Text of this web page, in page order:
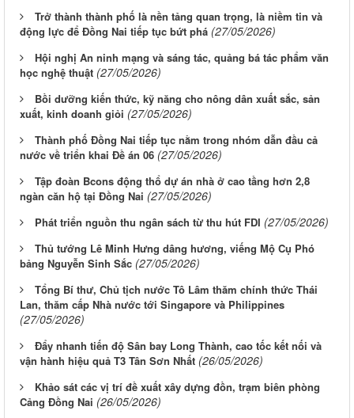
Trở thành thành phố là nền tảng quan trọng, là niềm tin và
động lực để Đồng Nai tiếp tục bứt phá (27/05/2026)
Hội nghị An ninh mạng và sáng tác, quảng bá tác phẩm văn
học nghệ thuật (27/05/2026)
Bồi dưỡng kiến thức, kỹ năng cho nông dân xuất sắc, sản
xuất, kinh doanh giỏi (27/05/2026)
Thành phố Đồng Nai tiếp tục nằm trong nhóm dẫn đầu cả
nước về triển khai Đề án 06 (27/05/2026)
Tập đoàn Bcons động thổ dự án nhà ở cao tầng hơn 2,8
ngàn căn hộ tại Đồng Nai (27/05/2026)
Phát triển nguồn thu ngân sách từ thu hút FDI (27/05/2026)
Thủ tướng Lê Minh Hưng dâng hương, viếng Mộ Cụ Phó
bảng Nguyễn Sinh Sắc (27/05/2026)
Tổng Bí thư, Chủ tịch nước Tô Lâm thăm chính thức Thái
Lan, thăm cấp Nhà nước tới Singapore và Philippines
(27/05/2026)
Đẩy nhanh tiến độ Sân bay Long Thành, cao tốc kết nối và
vận hành hiệu quả T3 Tân Sơn Nhất (26/05/2026)
Khảo sát các vị trí đề xuất xây dựng đồn, trạm biên phòng
Cảng Đồng Nai (26/05/2026)